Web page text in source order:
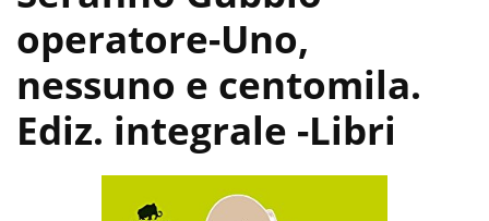
operatore-Uno,
nessuno e centomila.
Ediz. integrale -Libri